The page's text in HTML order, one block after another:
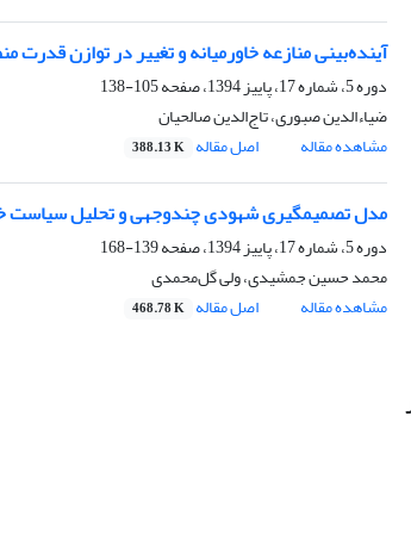
آینده‌بینی منازعه خاورمیانه و تغییر در توازن قدرت
دوره 5، شماره 17، پاییز 1394، صفحه
105-138
ضیاءالدین صبوری، تاج‌الدین صالحیان
مشاهده مقاله
اصل مقاله 388.13 K
مدل تصمیم­گیری شهودی چندوجهی و تحلیل سیاست
دوره 5، شماره 17، پاییز 1394، صفحه
139-168
محمد حسین جمشیدی، ولی گل‌محمدی
مشاهده مقاله
اصل مقاله 468.78 K